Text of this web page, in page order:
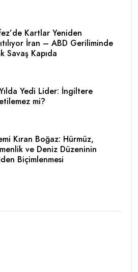
Kartlar Yeniden
İran – ABD Geriliminde
Savaş Kapıda
Yedi Lider: İngiltere
mi?
Kıran Boğaz: Hürmüz,
ve Deniz Düzeninin
Biçimlenmesi